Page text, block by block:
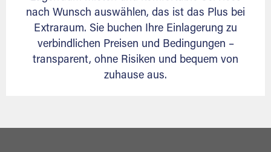
nach Wunsch auswählen, das ist das Plus bei
Extraraum. Sie buchen Ihre Einlagerung zu
verbindlichen Preisen und Bedingungen –
transparent, ohne Risiken und bequem von
zuhause aus.